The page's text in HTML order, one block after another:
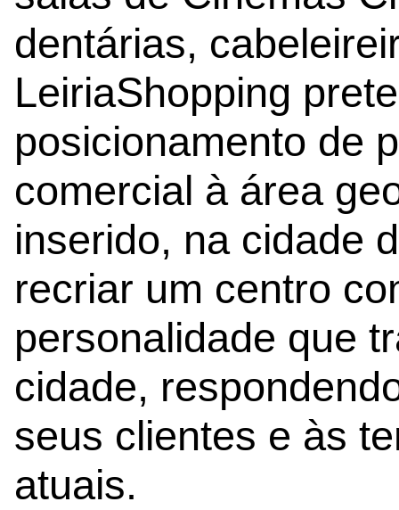
dentárias,
LeiriaShopping
posicionamento de
comercial à área
inserido, na cidade
recriar um centro
personalidade que
cidade,
seus clientes e às
atuais.